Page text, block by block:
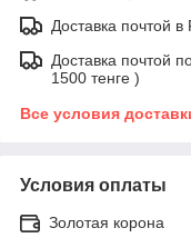
Доставка почтой
Доставка почтой
1500 тенге )
Все условия
Условия оплаты
Золотая корона